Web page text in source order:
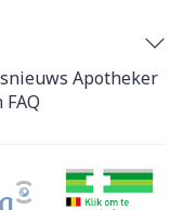
Apotheker
FAQ